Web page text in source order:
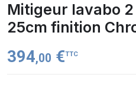
Mitigeur lavabo
25cm finition
394,00 €TTC